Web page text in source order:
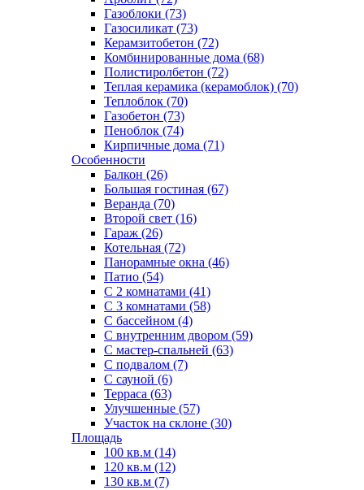
Газоблоки (73)
Газосиликат (73)
Керамзитобетон (72)
Комбинированные дома (68)
Полистиролбетон (72)
Теплая керамика (керамоблок) (70)
Теплоблок (70)
Газобетон (73)
Пеноблок (74)
Кирпичные дома (71)
Особенности
Балкон (26)
Большая гостиная (67)
Веранда (70)
Второй свет (16)
Гараж (26)
Котельная (72)
Панорамные окна (46)
Патио (54)
С 2 комнатами (41)
С 3 комнатами (58)
С бассейном (4)
С внутренним двором (59)
С мастер-спальней (63)
С подвалом (7)
С сауной (6)
Терраса (63)
Улучшенные (57)
Участок на склоне (30)
Площадь
100 кв.м (14)
120 кв.м (12)
130 кв.м (7)